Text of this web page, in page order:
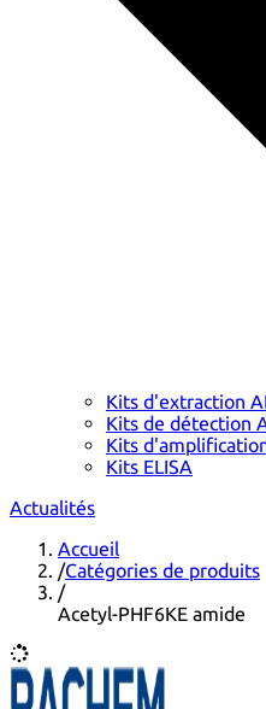
Kits d'extraction
Kits de détection
Kits
Kits ELISA
Actualités
Accueil
/Catégories de produits
/
Acetyl-PHF6KE amide